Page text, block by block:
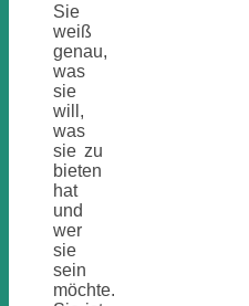
Sie
weiß
genau,
was
sie
will,
was
sie zu
bieten
hat
und
wer
sie
sein
möchte.